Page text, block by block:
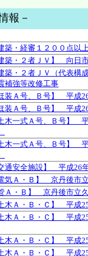
－
建築・経審１２００点
建築・２者ＪＶ】 向日
建築・２者ＪＶ（代表
補強等改修工事
ほ装Ａ号、Ｂ号】 平成
ほ装Ａ号、Ｂ号】 平成
土木一式Ａ号、Ｂ号】
土木一式Ａ号、Ｂ号】
交通安全施設】 平成26
電気Ａ・Ｂ】 京丹後市
管Ａ・Ｂ】 京丹後市立
土木Ａ・Ｂ・Ｃ】 平成
土木Ａ・Ｂ・Ｃ】 平成
土木Ａ・Ｂ・Ｃ】 平成
土木Ａ・Ｂ・Ｃ】 平成